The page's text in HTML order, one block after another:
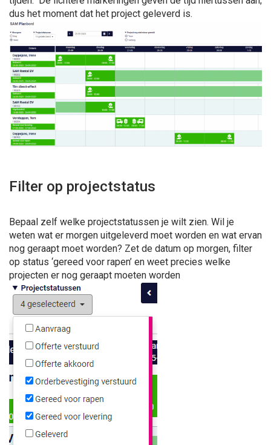
dus het moment dat het project geleverd is.
Filter op projectstatus
Bepaal zelf welke projectstatussen je wilt zien. Wil je
weten wat er morgen uitgeleverd moet worden en wat ervan
nog geraapt moet worden? Zet de datum op morgen, filter
op status ‘gereed voor rapen’ en weet precies welke
projecten er nog geraapt moeten worden